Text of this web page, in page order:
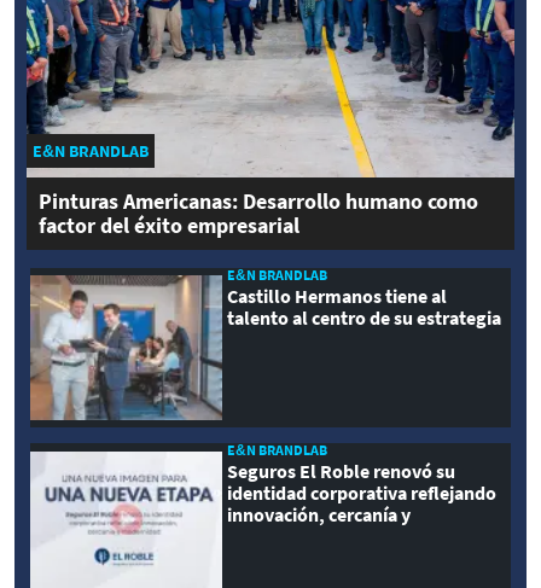
E&N BRANDLAB
Pinturas Americanas: Desarrollo humano como
factor del éxito empresarial
E&N BRANDLAB
Castillo Hermanos tiene al
talento al centro de su estrategia
E&N BRANDLAB
Seguros El Roble renovó su
identidad corporativa reflejando
innovación, cercanía y